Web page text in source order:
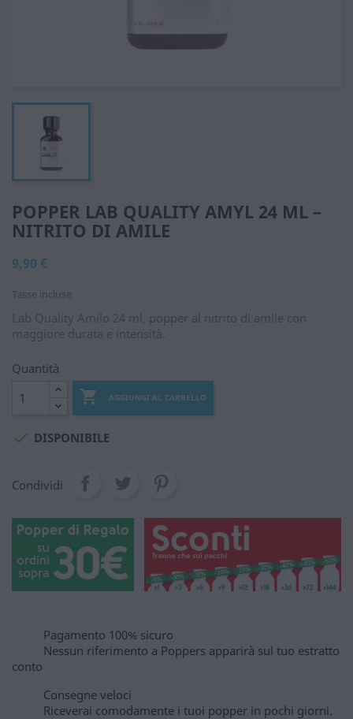
POPPER LAB QUALITY AMYL 24 ML –
NITRITO DI AMILE
9,90 €
Tasse incluse
Lab Quality Amilo 24 ml, popper al nitrito di amile con
maggiore durata e intensità.
Quantità
 AGGIUNGI AL CARRELLO
 DISPONIBILE
Condividi
Pagamento 100% sicuro
Nessun riferimento a Poppers apparirà sul tuo estratto
conto
Consegne veloci
Riceverai comodamente i tuoi popper in pochi giorni.